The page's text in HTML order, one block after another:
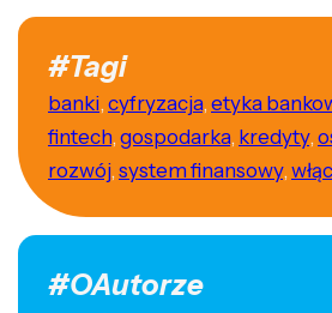
#Tagi
banki, cyfryzacja, etyka
fintech, gospodarka, kredyty,
rozwój, system finansowy,
#OAutorze